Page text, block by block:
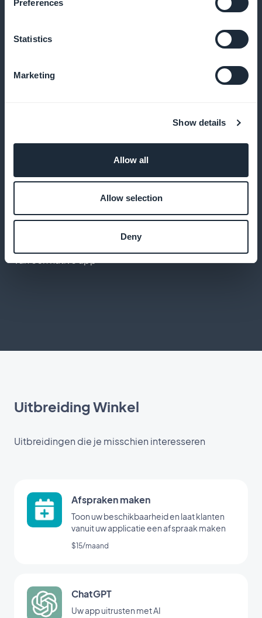
Preferences
Statistics
Marketing
Show details
Allow all
Allow selection
Deny
en de behoeften van je klanten te begrijpen
Optimale gebruikerservaring
Bied een hoogwaardige applicatie met alle functies
Uitbreiding Winkel
Uitbreidingen die je misschien interesseren
Afspraken maken
Toon uw beschikbaarheid en laat klanten
vanuit uw applicatie een afspraak maken
$15/maand
ChatGPT
Uw app uitrusten met AI